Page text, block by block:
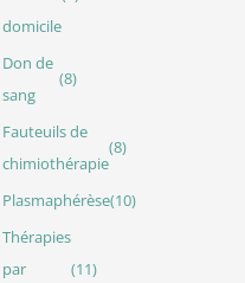
domicile
Don de
sang
(8)
Fauteuils de
chimiothérapie
(8)
Plasmaphérèse(10)
Thérapies
par
(11)